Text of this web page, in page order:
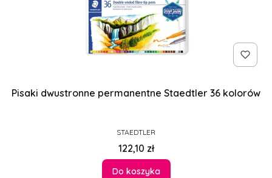
Pisaki dwustronne permanentne Staedtler 36 kolorów
PRODUCENT
STAEDTLER
Cena
122,10 zł
Do koszyka